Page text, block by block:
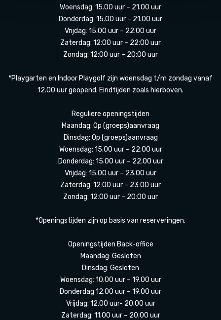
Woensdag: 15.00 uur – 21.00 uur
Donderdag: 15.00 uur – 21.00 uur
Vrijdag: 15.00 uur – 22.00 uur
Zaterdag: 12:00 uur – 22:00 uur
Zondag: 12:00 uur – 20:00 uur
*Playgarten en Indoor Playgolf zijn woensdag t/m zondag vanaf
12.00 uur geopend. Eindtijden zoals hierboven.
Reguliere openingstijden
Maandag: Op (groeps)aanvraag
Dinsdag: Op (groeps)aanvraag
Woensdag: 15.00 uur – 22.00 uur
Donderdag: 15.00 uur – 22.00 uur
Vrijdag: 15.00 uur – 23.00 uur
Zaterdag: 12:00 uur – 23:00 uur
Zondag: 12:00 uur – 20:00 uur
*Openingstijden zijn op basis van reserveringen.
Openingstijden Back-office
Maandag: Gesloten
Dinsdag: Gesloten
Woensdag: 10.00 uur – 19.00 uur
Donderdag 12.00 uur – 19.00 uur
Vrijdag: 12.00 uur- 20.00 uur
Zaterdag: 11.00 uur – 20.00 uur